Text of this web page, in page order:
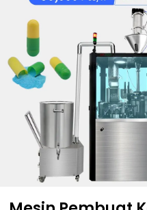
Mesin Pembuat